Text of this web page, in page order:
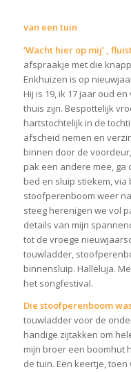
van een tuin
‘Wacht hier op mij’ ,
afspraakje met die
Enkhuizen is op
Hij is 19, ik 17 jaar oud
thuis zijn. Bespottelijk
hartstochtelijk in de
afscheid nemen en
binnen door de
pak een andere mee, ga
bed en sluip stiekem,
stoofperenboom weer
steeg herenigen we vol
details van mijn
tot de vroege
touwladder,
binnensluip. Halleluja.
het songfestival.
Die stoofperenboom
touwladder voor de
handige zijtakken om
mijn broer een boomhut
de tuin. Een keertje,